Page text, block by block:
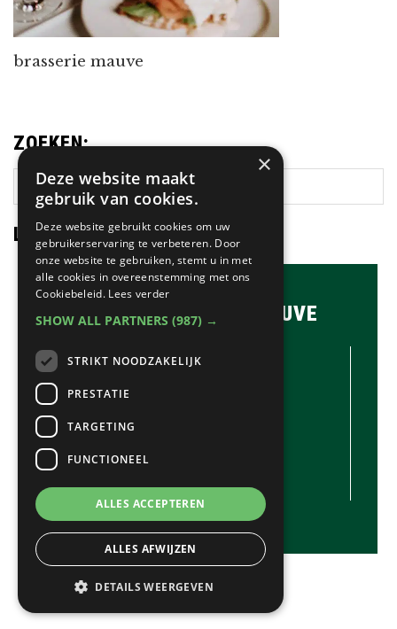
brasserie mauve
ZOEKEN:
Zoek
op
deze
website
LAATSTE NIEUWS:
BRASSERIE & BAR MAUVE
CONTACTGEGEVENS //
info@mauve.nl
RESERVED
×
Deze website maakt
gebruik van cookies.
Deze website gebruikt cookies om uw
gebruikerservaring te verbeteren. Door
onze website te gebruiken, stemt u in met
alle cookies in overeenstemming met ons
Cookiebeleid. Lees verder
SHOW ALL PARTNERS (987) →
STRIKT NOODZAKELIJK
PRESTATIE
TARGETING
FUNCTIONEEL
ALLES ACCEPTEREN
ALLES AFWIJZEN
DETAILS WEERGEVEN